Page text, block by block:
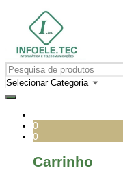
0
0
Carrinho